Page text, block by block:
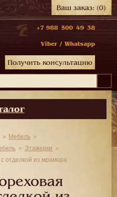
Ваш заказ:(0)
+7 988 500 49 38
Viber / Whatsapp
Получить консультацию
Мебель
Этажерки
отделкой из мрамора